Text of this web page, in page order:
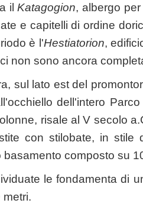
ilKatagogion, albergo
e capitelli di ordine
è l'Hestiatorion,
non sono ancora
sul lato est del
dell'intero
risale al V secolo
con stilobate, in stile
composto su
le fondamenta di